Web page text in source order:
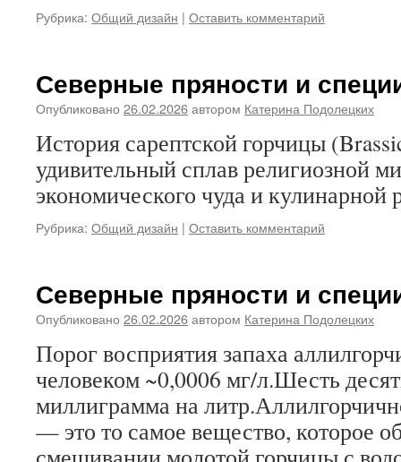
Рубрика: Общий дизайн | Оставить комментарий
Северные пряности и
Опубликовано 26.02.2026автором Катерина Подолецких
История сарептской горчицы
удивительный сплав религиозной
экономического чуда и
Рубрика: Общий дизайн | Оставить комментарий
Северные пряности и
Опубликовано 26.02.2026автором Катерина Подолецких
Порог восприятия запаха
человеком ~0,0006 мг/л.Шесть
миллиграмма на
— это то самое вещество, которое